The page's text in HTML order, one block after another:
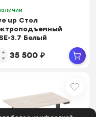
up Стол
3.7 Белый
1380*...
35 500 ₽